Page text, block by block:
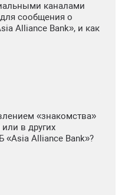
каналами
сообщения о
Alliance Bank», и как
«знакомства»
в других
«Asia Alliance Bank»?